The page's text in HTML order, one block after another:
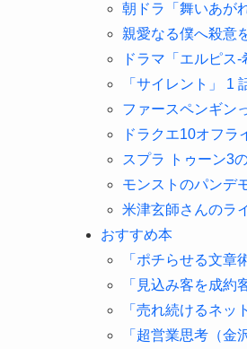
朝ドラ「舞いあが
親愛なる僕へ殺意
ドラマ「エルピス
「サイレント」 1
ファースペンギン
ドラクエ10オフラ
スプラ トゥーン3
モンストのパンデ
米津玄師さんのラ
おすすめ本
「ポチらせる文
「見込み客を成
「売れ続けるネ
「超営業思考（